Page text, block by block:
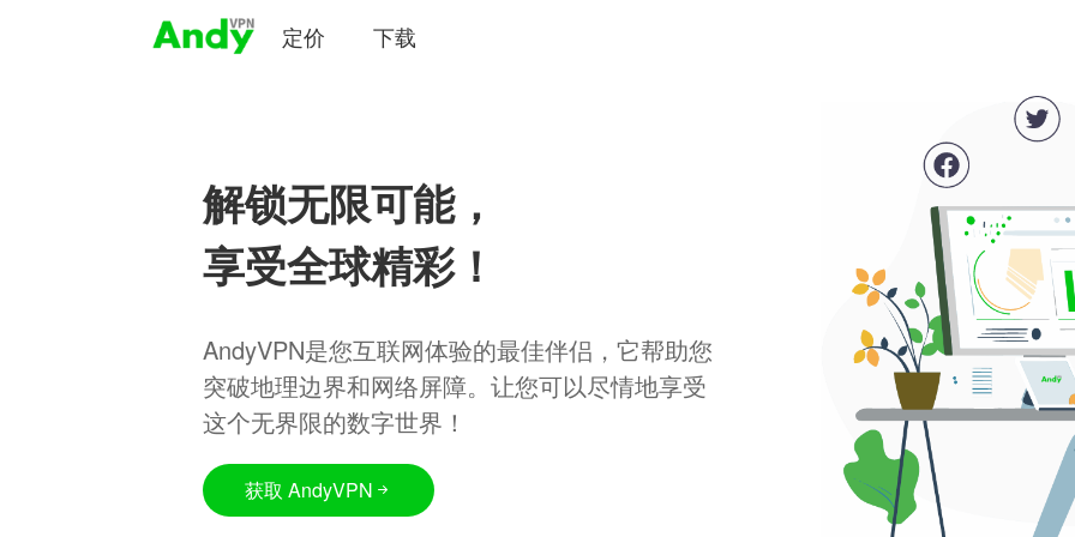
定价 下载
解锁无限可能，
享受全球精彩！
AndyVPN是您互联网体验的最佳伴侣，它帮助您
突破地理边界和网络屏障。让您可以尽情地享受
这个无界限的数字世界！
获取 AndyVPN